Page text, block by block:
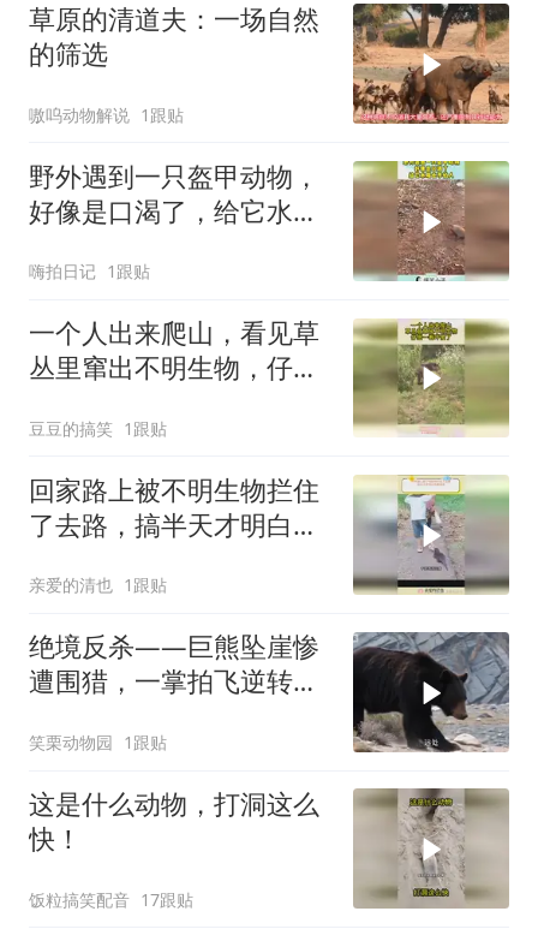
草原的清道夫：一场自然
的筛选
嗷呜动物解说 1跟贴
野外遇到一只盔甲动物，
好像是口渴了，给它水喝
嗨拍日记 1跟贴
一个人出来爬山，看见草
丛里窜出不明生物，仔细
豆豆的搞笑 1跟贴
回家路上被不明生物拦住
了去路，搞半天才明白有
亲爱的清也 1跟贴
绝境反杀——巨熊坠崖惨
遭围猎，一掌拍飞逆转战
笑栗动物园 1跟贴
这是什么动物，打洞这么
快！
饭粒搞笑配音 17跟贴